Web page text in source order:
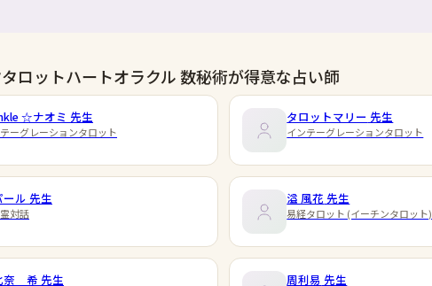
ロットハートオラクル 数秘術が得意な占い師
☆ナオミ 先生
ーグレーションタロット
タロットマリー 先生
インテーグレーションタロット
ール 先生
対話
溢 風花 先生
易経タロット (イーチンタロット)
奈 希 先生 周利易 先生